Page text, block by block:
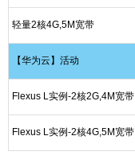
轻量2核4G,5M宽带
【华为云】活动
Flexus L实例-2核2G,4M宽带
Flexus L实例-2核4G,5M宽带